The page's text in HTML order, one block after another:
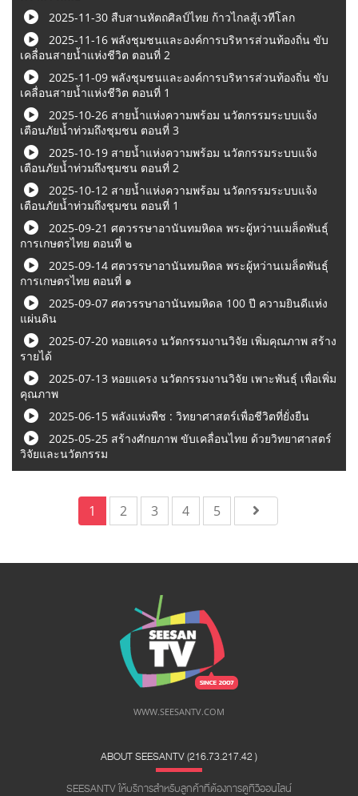
2025-11-30 สืบสานหัตถศิลป์ไทย ก้าวไกลสู้เวทีโลก
2025-11-16 พลังชุมชนและองค์การบริหารส่วนท้องถิ่น ขับ
เคลื่อนสายน้ำแห่งชีวิต ตอนที่ 2
2025-11-09 พลังชุมชนและองค์การบริหารส่วนท้องถิ่น ขับ
เคลื่อนสายน้ำแห่งชีวิต ตอนที่ 1
2025-10-26 สายน้ำแห่งความพร้อม นวัตกรรมระบบแจ้ง
เตือนภัยน้ำท่วมถึงชุมชน ตอนที่ 3
2025-10-19 สายน้ำแห่งความพร้อม นวัตกรรมระบบแจ้ง
เตือนภัยน้ำท่วมถึงชุมชน ตอนที่ 2
2025-10-12 สายน้ำแห่งความพร้อม นวัตกรรมระบบแจ้ง
เตือนภัยน้ำท่วมถึงชุมชน ตอนที่ 1
2025-09-21 ศตวรรษาอานันทมหิดล พระผู้หว่านเมล็ดพันธุ์
การเกษตรไทย ตอนที่ ๒
2025-09-14 ศตวรรษาอานันทมหิดล พระผู้หว่านเมล็ดพันธุ์
การเกษตรไทย ตอนที่ ๑
2025-09-07 ศตวรรษาอานันทมหิดล 100 ปี ความยินดีแห่ง
แผ่นดิน
2025-07-20 หอยแครง นวัตกรรมงานวิจัย เพิ่มคุณภาพ สร้าง
รายได้
2025-07-13 หอยแครง นวัตกรรมงานวิจัย เพาะพันธุ์ เพื่อเพิ่ม
คุณภาพ
2025-06-15 พลังแห่งพืช : วิทยาศาสตร์เพื่อชีวิตที่ยั่งยืน
2025-05-25 สร้างศักยภาพ ขับเคลื่อนไทย ด้วยวิทยาศาสตร์
วิจัยและนวัตกรรม
1 2 3 4 5
WWW.SEESANTV.COM
ABOUT SEESANTV (216.73.217.42 ​)
SEESANTV ให้บริการสำหรับลูกค้าที่ต้องการดูทีวีออนไลน์